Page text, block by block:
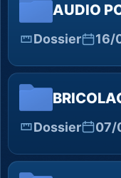
AUDIO
Dossier 16/
Dossier 07/